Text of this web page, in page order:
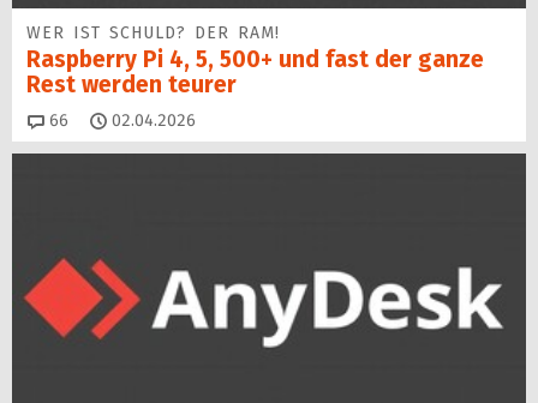
WER IST SCHULD? DER RAM!
Raspberry Pi 4, 5, 500+ und fast der ganze
Rest werden teurer
66 Kommentare
02.04.2026